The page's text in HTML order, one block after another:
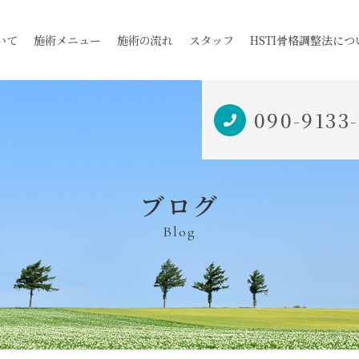
て 施術メニュー 施術の流れ スタッフ HSTI骨格調整法につ
ブログ
Blog
090-